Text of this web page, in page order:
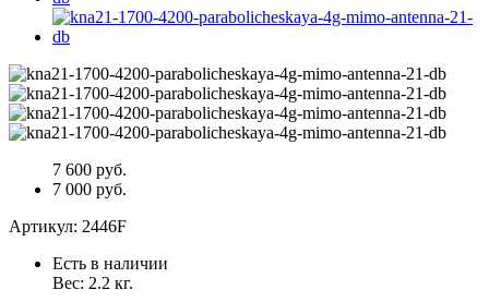
7 600 руб.
7 000 руб.
Артикул: 2446F
Есть в наличии
Вес: 2.2 кг.